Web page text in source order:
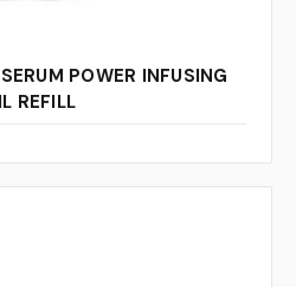
POWER INFUSING
REFILL